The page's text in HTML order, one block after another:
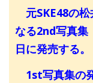
元SKE48の松
なる2nd写真集
日に発売する。
1st写真集の